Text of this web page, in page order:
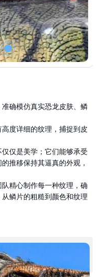
确模仿真实恐龙皮肤、鳞
度详细的纹理，捕捉到皮
仅是美学；它们能够承受
推移保持其逼真的外观，
精心制作每一种纹理，确
鳞片的粗糙到颜色和纹理